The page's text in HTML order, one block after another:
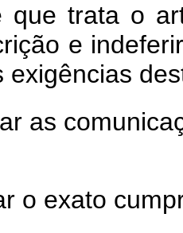
que trata o
e
exigências
as
o exato